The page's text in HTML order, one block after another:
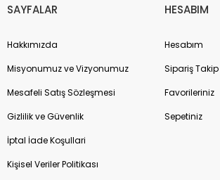
SAYFALAR
Hakkımızda
Misyonumuz ve Vizyonumuz
Mesafeli Satış Sözleşmesi
Gizlilik ve Güvenlik
İptal İade Koşullari
Kişisel Veriler Politikası
HESABIM
Hesabım
Sipariş Takip
Favorileriniz
Sepetiniz